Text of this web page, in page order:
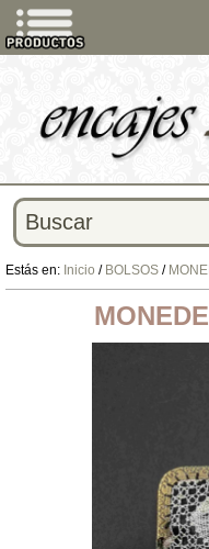
Estás en: Inicio / BOLSOS /